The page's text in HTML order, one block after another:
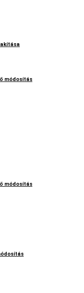
módosítás
módosítás